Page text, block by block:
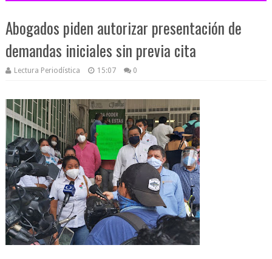
Abogados piden autorizar presentación de
demandas iniciales sin previa cita
Lectura Periodística 15:07 0